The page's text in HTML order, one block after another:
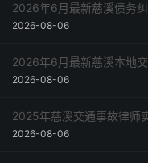
2026年6月最新慈溪债务
2026-08-06
2026年6月最新慈溪本地
2026-08-06
2025年慈溪交通事故律师
2026-08-06